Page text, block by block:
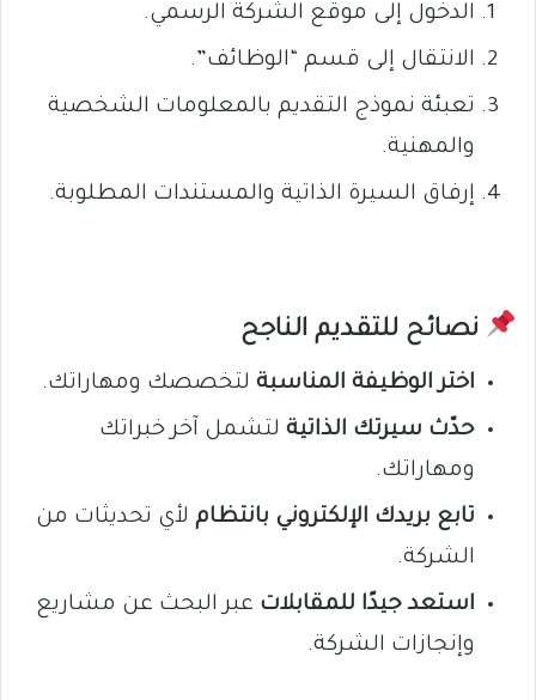
الدخول إلى موقع الشركة الرسمي.
الانتقال إلى قسم “الوظائف”.
تعبئة نموذج التقديم بالمعلومات الشخصية
والمهنية.
إرفاق السيرة الذاتية والمستندات المطلوبة.
نصائح للتقديم الناجح
اختر الوظيفة المناسبة لتخصصك ومهاراتك.
حدّث سيرتك الذاتية لتشمل آخر خبراتك
ومهاراتك.
تابع بريدك الإلكتروني بانتظام لأي تحديثات من
الشركة.
استعد جيدًا للمقابلات عبر البحث عن مشاريع
وإنجازات الشركة.